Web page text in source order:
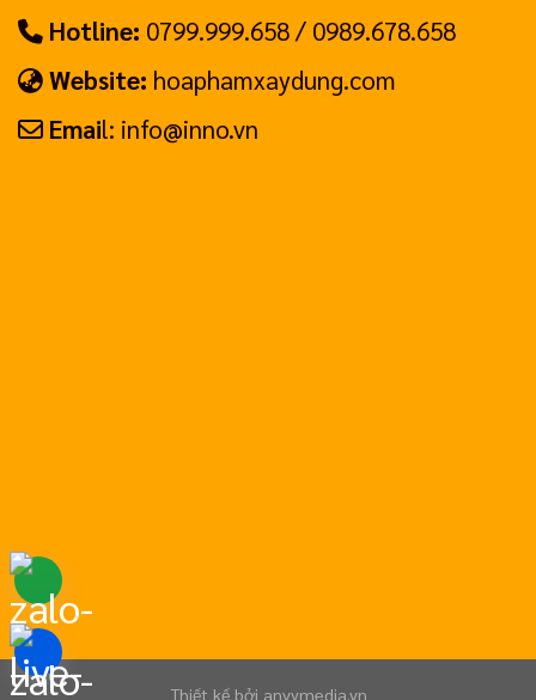
Hotline: 0799.999.658 / 0989.678.658
Website: hoaphamxaydung.com
Email: info@inno.vn
Thiết kế bởi anvymedia.vn
Hotline: 0799.999.658
Chat Zalo